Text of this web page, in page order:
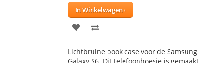
In Winkelwagen
VOEG
AAN
TE
Lichtbruine book case voor de Samsung
Galaxy S6. Dit telefoonhoesje is gemaakt